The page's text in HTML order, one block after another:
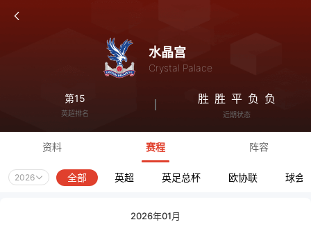
水晶宫
Crystal Palace
第15
英超排名
胜 胜 平 负 负
近期状态
资料 赛程 阵容
2026 全部 英超 英足总杯 欧协联 球会
2026年01月